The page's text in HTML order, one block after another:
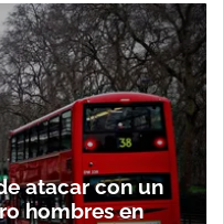
atacar con un
hombres en